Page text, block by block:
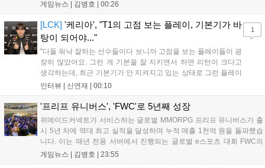
Extended Look'을 최초 공개할 계획이다....
게임뉴스 | 김병호 | 00:26
[LCK] '케리아', "T1의 고점 보는 플레이, 기본기가 바
탕이 되어야..."
"다들 워낙 잘하는 선수들이다 보니까 고점을 보는 플레이들이 굉
장히 많았어요. 그런 게 기본을 잘 지키면서 하면 리턴이 크다고
생각하는데, 최근 기본기가 안 지켜지고 있는 상태로 그런 플레이
를 추구하다 보니까 팀적으로 안 좋은 사고가 계속 많이 났던 것
LoL 챔피언스 코리아(LCK)'...
인터뷰 | 신연재 | 00:10
1
'프리프 유니버스', 'FWC'로 5년째 성장
위메이드커넥트가 서비스하는 글로벌 MMORPG 프리프 유니버스가 출
시 5년 차에 역대 최고 실적을 달성하며 누적 매출 1천억 원을 돌파했습
니다. 이는 매년 전용 서버에서 진행되는 글로벌 e스포츠 대회 FWC의
영향이 큽니다. FWC는 이용자가 동일한 조건에서 시즌을 함께 즐기는
게임뉴스 | 김병호 | 23:55